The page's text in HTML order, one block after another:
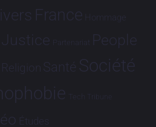
France Hommage
Justice Partenariat People
Religion Santé Société
Tech Tribune
Études